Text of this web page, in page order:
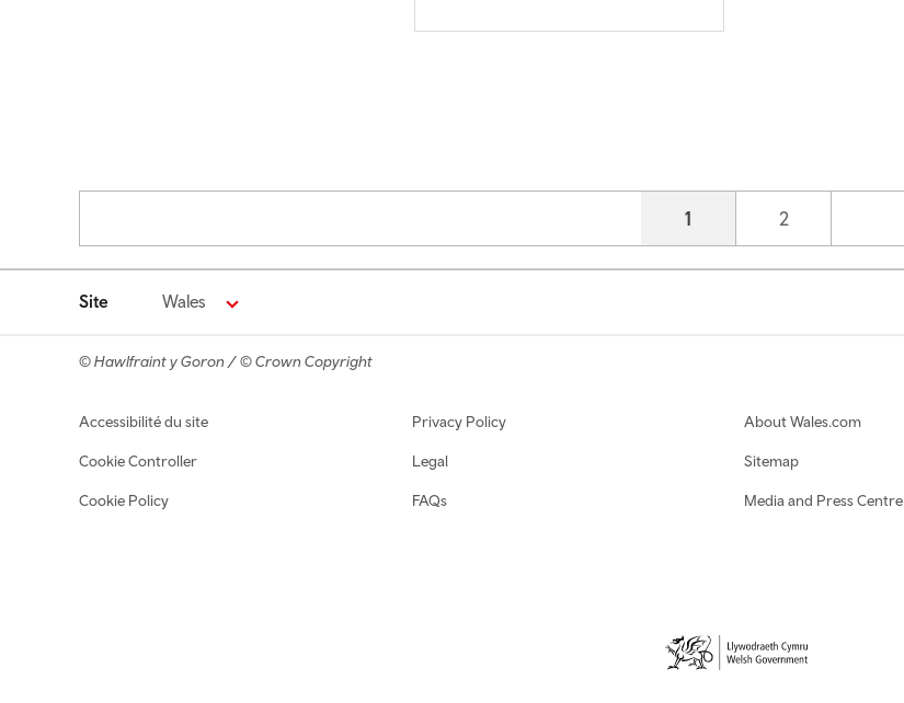
Current page
1 Page
2
Site Wales
© Hawlfraint y Goron / © Crown Copyright
Footer navigation
Accessibilité du site
Cookie Controller
Cookie Policy
Privacy Policy
Legal
FAQs
About Wales.com
Sitemap
Media and Press Centre